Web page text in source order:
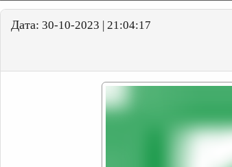
Дата: 30-10-2023 | 21:04:17